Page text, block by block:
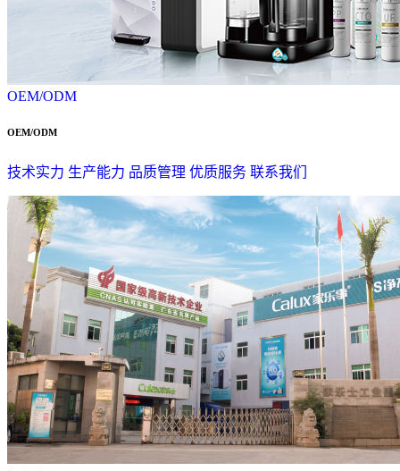
OEM/ODM
OEM/ODM
技术实力 生产能力 品质管理 优质服务 联系我们